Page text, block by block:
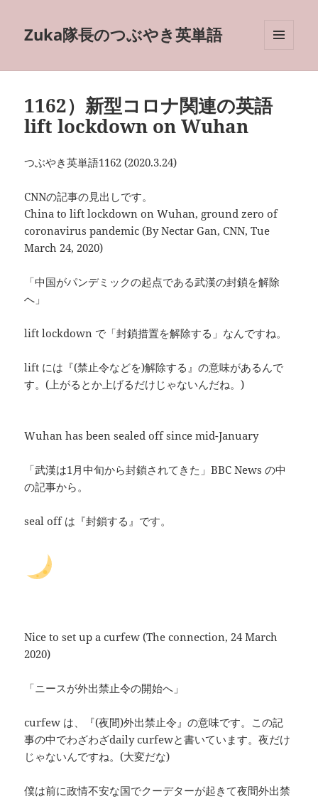
Zuka隊長のつぶやき英単語
ーとウ
ット
1162）新型コロナ関連の英語
lift lockdown on Wuhan
つぶやき英単語1162 (2020.3.24)
CNNの記事の見出しです。
China to lift lockdown on Wuhan, ground zero of
coronavirus pandemic (By Nectar Gan, CNN, Tue
March 24, 2020)
「中国がパンデミックの起点である武漢の封鎖を解除
へ」
lift lockdown で「封鎖措置を解除する」なんですね。
lift には『(禁止令などを)解除する』の意味があるんで
す。(上がるとか上げるだけじゃないんだね。)
Wuhan has been sealed off since mid-January
「武漢は1月中旬から封鎖されてきた」BBC News の中
の記事から。
seal off は『封鎖する』です。
Nice to set up a curfew (The connection, 24 March
2020)
「ニースが外出禁止令の開始へ」
curfew は、『(夜間)外出禁止令』の意味です。この記
事の中でわざわざdaily curfewと書いています。夜だけ
じゃないんですね。(大変だな)
僕は前に政情不安な国でクーデターが起きて夜間外出禁